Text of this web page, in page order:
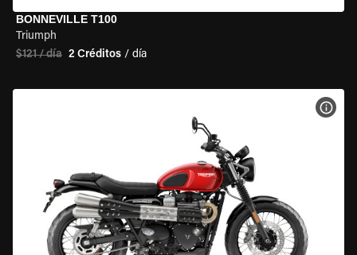
BONNEVILLE T100
Triumph
$121 / día 2 Créditos / día
VER